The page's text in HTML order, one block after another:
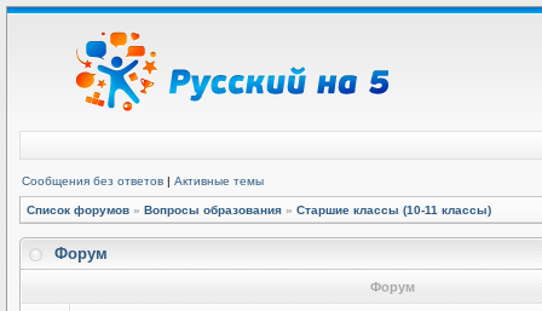
Сообщения без ответов | Активные темы
Список форумов » Вопросы образования » Старшие классы (10-11 классы)
Форум
Форум